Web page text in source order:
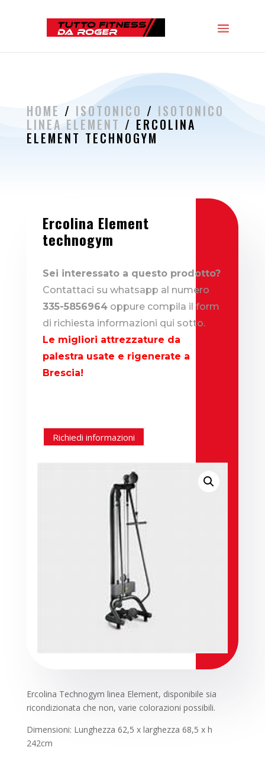
HOME / ISOTONICO / ISOTONICO
LINEA ELEMENT / ERCOLINA
ELEMENT TECHNOGYM
Ercolina Element
technogym
Sei interessato a questo prodotto?
Contattaci su whatsapp al numero
335-5856964 oppure compila il form
di richiesta informazioni qui sotto.
Le migliori attrezzature da
palestra usate e rigenerate a
Brescia!
Richiedi informazioni
Ercolina Technogym linea Element, disponibile sia
ricondizionata che non, varie colorazioni possibili.
Dimensioni: Lunghezza 62,5 x larghezza 68,5 x h
242cm